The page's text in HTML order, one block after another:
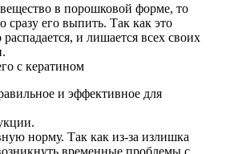
в порошковой форме, то
сразу его выпить. Так как это
и лишается всех своих
с кератином
и эффективное для
норму. Так как из-за излишка
временные проблемы с